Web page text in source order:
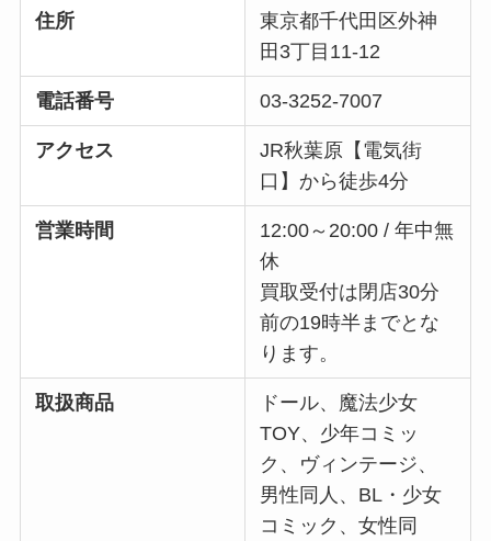
住所
東京都千代田区外神
田3丁目11-12
電話番号 03-3252-7007
アクセス
JR秋葉原【電気街
口】から徒歩4分
営業時間
12:00～20:00 / 年中無
休
買取受付は閉店30分
前の19時半までとな
ります。
取扱商品
ドール、魔法少女
TOY、少年コミッ
ク、ヴィンテージ、
男性同人、BL・少女
コミック、女性同